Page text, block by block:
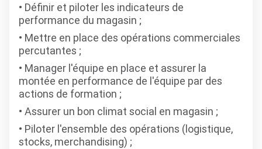
Définir et piloter les indicateurs de
performance du magasin ;
Mettre en place des opérations commerciales
percutantes ;
Manager l'équipe en place et assurer la
montée en performance de l'équipe par des
actions de formation ;
Assurer un bon climat social en magasin ;
Piloter l'ensemble des opérations (logistique,
stocks, merchandising) ;